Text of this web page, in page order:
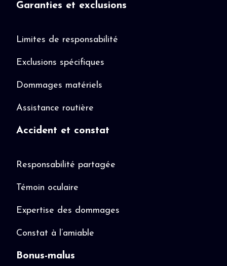
Garanties et exclusions
Limites de responsabilité
Exclusions spécifiques
Dommages matériels
Assistance routière
Accident et constat
Responsabilité partagée
Témoin oculaire
Expertise des dommages
Constat à l’amiable
Bonus-malus